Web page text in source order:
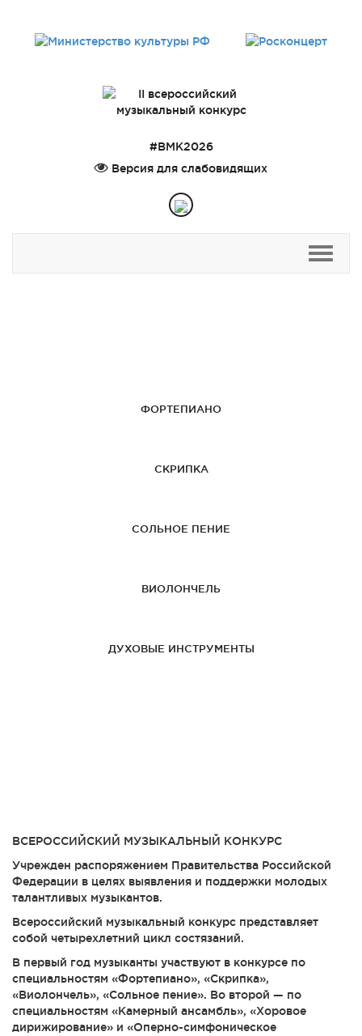
#ВМК2026
Версия для слабовидящих
ФОРТЕПИАНО
СКРИПКА
СОЛЬНОЕ ПЕНИЕ
ВИОЛОНЧЕЛЬ
ДУХОВЫЕ ИНСТРУМЕНТЫ
ВСЕРОССИЙСКИЙ МУЗЫКАЛЬНЫЙ КОНКУРС
Учрежден распоряжением Правительства Российской
Федерации в целях выявления и поддержки молодых
талантливых музыкантов.
Всероссийский музыкальный конкурс представляет
собой четырехлетний цикл состязаний.
В первый год музыканты участвуют в конкурсе по
специальностям «Фортепиано», «Скрипка»,
«Виолончель», «Сольное пение». Во второй — по
специальностям «Камерный ансамбль», «Хоровое
дирижирование» и «Оперно-симфоническое